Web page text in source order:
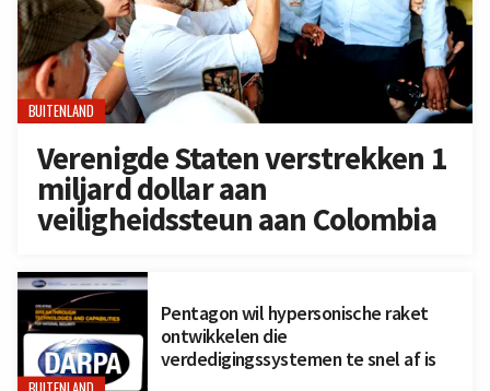
BUITENLAND
Verenigde Staten verstrekken 1
miljard dollar aan
veiligheidssteun aan Colombia
Pentagon wil hypersonische raket
ontwikkelen die
verdedigingssystemen te snel af is